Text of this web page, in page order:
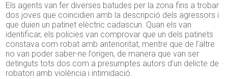
Els agents van fer diverses batudes per la zona fins a trobar
dos joves que coincidien amb la descripció dels agressors i
que duien un patinet elèctric cadascun. Quan els van
identificar, els policies van comprovar que un dels patinets
constava com robat amb anterioritat, mentre que de l’altre
no van poder saber-ne l’origen, de manera que van ser
detinguts tots dos com a presumptes autors d’un delicte de
robatori amb violència i intimidació.